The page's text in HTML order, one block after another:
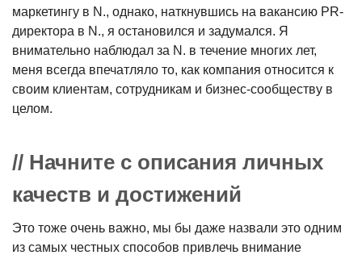
маркетингу в N., однако, наткнувшись на вакансию PR-
директора в N., я остановился и задумался. Я
внимательно наблюдал за N. в течение многих лет,
меня всегда впечатляло то, как компания относится к
своим клиентам, сотрудникам и бизнес-сообществу в
целом.
// Начните с описания личных
качеств и достижений
Это тоже очень важно, мы бы даже назвали это одним
из самых честных способов привлечь внимание